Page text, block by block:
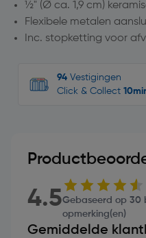
½" (Ø ca. 1,9 cm)
Flexibele metalen
Inc. stopketting voor
94 Vestigingen
Click & Collect
4.5Gebaseerd op 30
opmerking(en)
Gemiddelde